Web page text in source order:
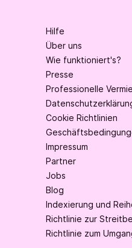
Hilfe
Über uns
Wie funktioniert's?
Presse
Professionelle
Cookie Richtlinien
Impressum
Partner
Jobs
Blog
Indexierung und
Richtlinie zur
Richtlinie zum